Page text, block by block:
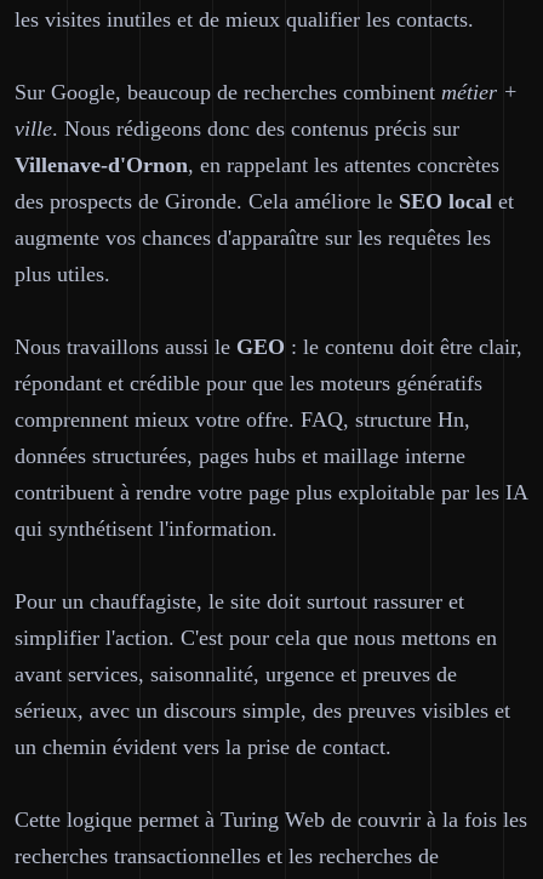
les visites inutiles et de mieux qualifier les contacts.
Sur Google, beaucoup de recherches combinent métier +
ville. Nous rédigeons donc des contenus précis sur
Villenave-d'Ornon, en rappelant les attentes concrètes
des prospects de Gironde. Cela améliore le SEO local et
augmente vos chances d'apparaître sur les requêtes les
plus utiles.
Nous travaillons aussi le GEO : le contenu doit être clair,
répondant et crédible pour que les moteurs génératifs
comprennent mieux votre offre. FAQ, structure Hn,
données structurées, pages hubs et maillage interne
contribuent à rendre votre page plus exploitable par les IA
qui synthétisent l'information.
Pour un chauffagiste, le site doit surtout rassurer et
simplifier l'action. C'est pour cela que nous mettons en
avant services, saisonnalité, urgence et preuves de
sérieux, avec un discours simple, des preuves visibles et
un chemin évident vers la prise de contact.
Cette logique permet à Turing Web de couvrir à la fois les
recherches transactionnelles et les recherches de